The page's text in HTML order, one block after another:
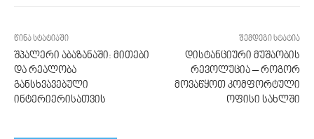
წინა სტატიაში
შპალერი აბაზანაში: მითები
და რეალობა
განსხვავებული
ინტერიერისათვის
შემდეგი სტატია
დისტანციური მუშაობის
რევოლუცია – როგორ
მოვაწყოთ კომფორტული
ოფისი სახლში